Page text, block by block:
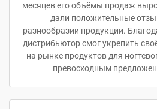
месяцев его объёмы продаж
дали положительные
разнообразии продукции.
дистрибьютор смог укрепить
на рынке продуктов для
превосходным